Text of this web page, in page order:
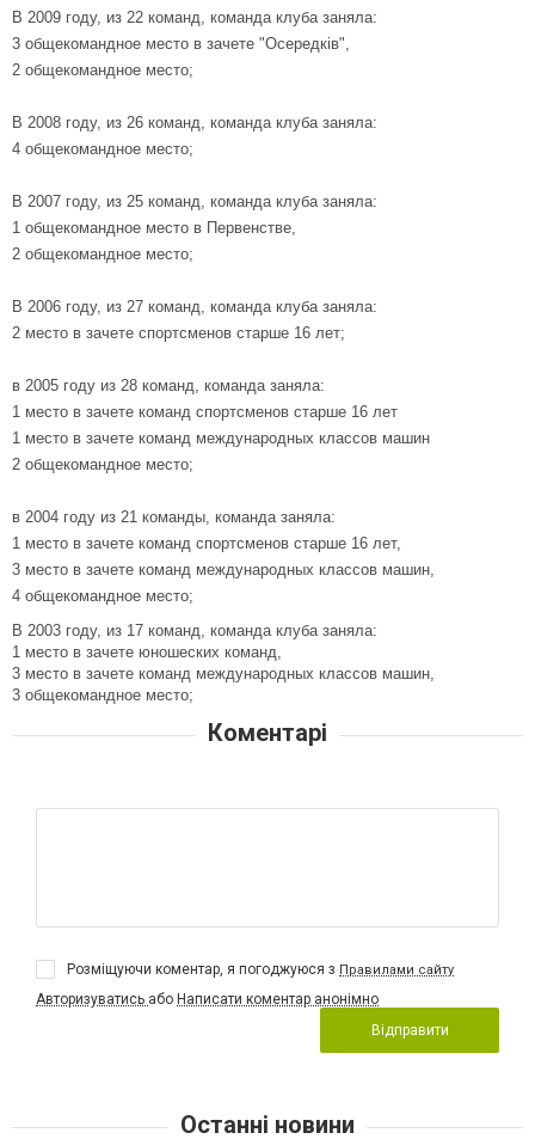
В 2009 году, из 22 команд, команда клуба заняла:
3 общекомандное место в зачете "Осередків",
2 общекомандное место;
В 2008 году, из 26 команд, команда клуба заняла:
4 общекомандное место;
В 2007 году, из 25 команд, команда клуба заняла:
1 общекомандное место в Первенстве,
2 общекомандное место;
В 2006 году, из 27 команд, команда клуба заняла:
2 место в зачете спортсменов старше 16 лет;
в 2005 году из 28 команд, команда заняла:
1 место в зачете команд спортсменов старше 16 лет
1 место в зачете команд международных классов машин
2 общекомандное место;
в 2004 году из 21 команды, команда заняла:
1 место в зачете команд спортсменов старше 16 лет,
3 место в зачете команд международных классов машин,
4 общекомандное место;
В 2003 году, из 17 команд, команда клуба заняла:
1 место в зачете юношеских команд,
3 место в зачете команд международных классов машин,
3 общекомандное место;
Коментарі
Розміщуючи коментар, я погоджуюся з Правилами сайту
Авторизуватись або Написати коментар анонімно
Відправити
Останні новини